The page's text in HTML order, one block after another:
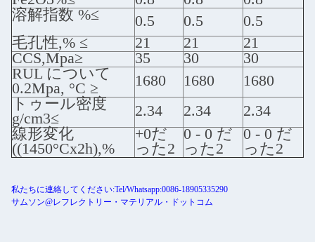
溶解指数 %≤
0.5 0.5
0.5
毛孔性,% ≤
21 21
21
CCS,Mpa≥
35 30
30
RUL について
0.2Mpa, °C ≥
1680 1680
1680
トゥール密度
g/cm3≤
2.34 2.34
2.34
線形変化
((1450°Cx2h),%
+0だ
った2
0 - 0 だ
った2
0 - 0 だ
った2
私たちに連絡してください:Tel/Whatsapp:0086-18905335290
サムソン@レフレクトリー・マテリアル・ドットコム